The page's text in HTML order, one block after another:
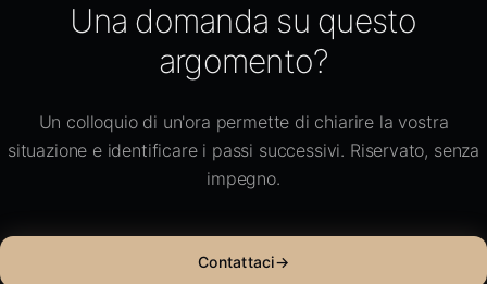
Una domanda su questo
argomento?
Un colloquio di un'ora permette di chiarire la vostra
situazione e identificare i passi successivi. Riservato, senza
impegno.
Contattaci→